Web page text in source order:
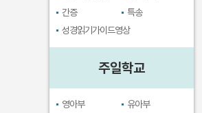
간증
특송
성경읽기가이드영상
주일학교
영아부
유아부